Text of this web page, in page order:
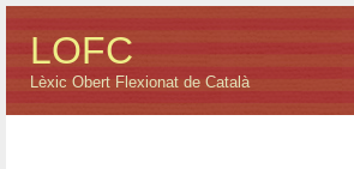
LOFC
Lèxic Obert Flexionat de Català